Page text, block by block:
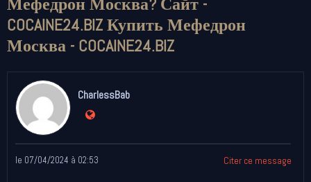
COCAINE24.BIZ Купить Мефедрон
Москва - COCAINE24.BIZ
CharlessBab
le 07/04/2024 à 02:53 Citer ce message